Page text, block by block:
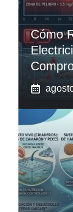
Cómo